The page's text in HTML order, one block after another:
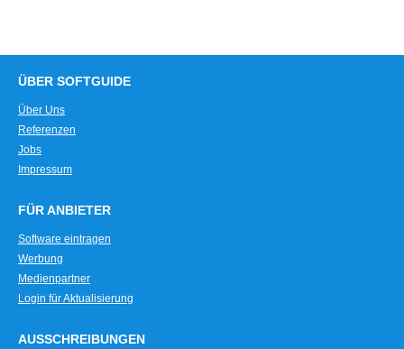
ÜBER SOFTGUIDE
Über Uns
Referenzen
Jobs
Impressum
FÜR ANBIETER
Software eintragen
Werbung
Medienpartner
Login für Aktualisierung
AUSSCHREIBUNGEN